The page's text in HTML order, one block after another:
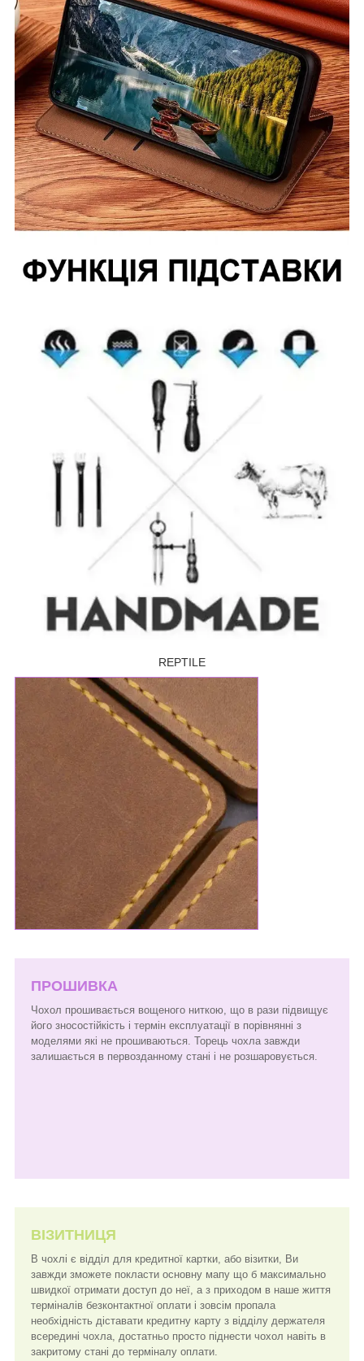
ПРОШИВКА
Чохол прошивається вощеного ниткою, що в рази підвищує
його зносостійкість і термін експлуатації в порівнянні з
моделями які не прошиваються. Торець чохла завжди
залишається в первозданному стані і не розшаровується.
ВІЗИТНИЦЯ
В чохлі є відділ для кредитної картки, або візитки, Ви
завжди зможете покласти основну мапу що б максимально
швидкої отримати доступ до неї, а з приходом в наше життя
терміналів безконтактної оплати і зовсім пропала
необхідність діставати кредитну карту з відділу держателя
всередині чохла, достатньо просто піднести чохол навіть в
закритому стані до терміналу оплати.
REPTILE